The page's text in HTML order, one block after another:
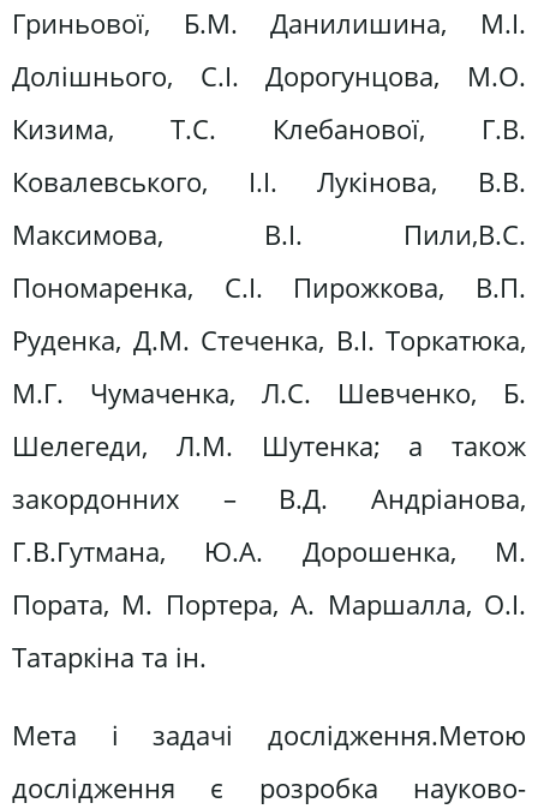
Гриньової, Б.М. Данилишина, М.І.
Долішнього, С.І. Дорогунцова, М.О.
Кизима, Т.С. Клебанової, Г.В.
Ковалевського, І.І. Лукінова, В.В.
Максимова, В.І. Пили,В.С.
Пономаренка, С.І. Пирожкова, В.П.
Руденка, Д.М. Стеченка, В.І. Торкатюка,
М.Г. Чумаченка, Л.С. Шевченко, Б.
Шелегеди, Л.М. Шутенка; а також
закордонних – В.Д. Андріанова,
Г.В.Гутмана, Ю.А. Дорошенка, М.
Пората, М. Портера, А. Маршалла, О.І.
Татаркіна та ін.
Мета і задачі дослідження.Метою
дослідження є розробка науково-